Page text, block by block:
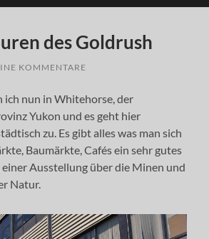
des Goldrush
KOMMENTARE
ich nun in Whitehorse, der
Yukon und es geht hier
zu. Es gibt alles was man sich
Baumärkte, Cafés ein sehr gutes
Ausstellung über die Minen und
Natur.